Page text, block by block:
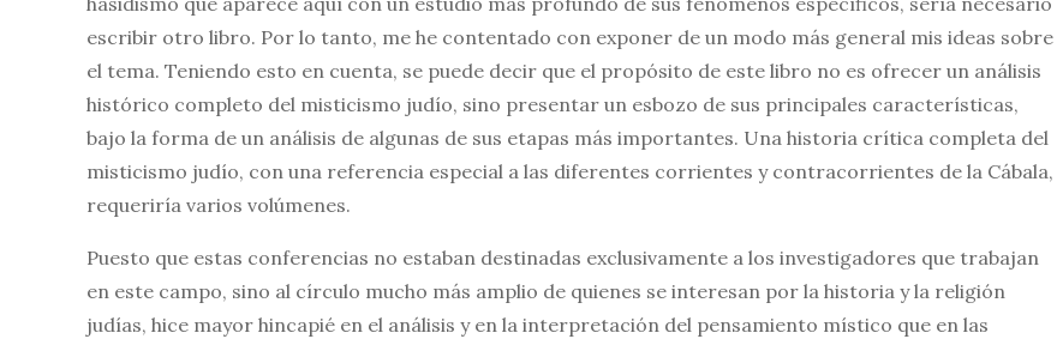
escribir otro libro. Por lo tanto, me he contentado con exponer de un modo más general mis ideas sobre
el tema. Teniendo esto en cuenta, se puede decir que el propósito de este libro no es ofrecer un análisis
histórico completo del misticismo judío, sino presentar un esbozo de sus principales características,
bajo la forma de un análisis de algunas de sus etapas más importantes. Una historia crítica completa del
misticismo judío, con una referencia especial a las diferentes corrientes y contracorrientes de la Cábala,
requeriría varios volúmenes.
Puesto que estas conferencias no estaban destinadas exclusivamente a los investigadores que trabajan
en este campo, sino al círculo mucho más amplio de quienes se interesan por la historia y la religión
judías, hice mayor hincapié en el análisis y en la interpretación del pensamiento místico que en las